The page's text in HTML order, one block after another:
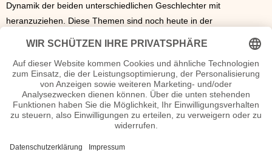
Dynamik der beiden unterschiedlichen Geschlechter mit
heranzuziehen. Diese Themen sind noch heute in der
Evolutionsbiologie von Bedeutung. 1872: „On the Expression of the
Wissenschaftsdisziplin, die heute als Evolutionspsychologie aktuell
ist. In seinen letzten Lebensjahren jahrzehnten arbeitete Darwin mit
der Ökologie von Pflanzen, der Blütenbiologie und den
Interaktionen zwischen Tier und Pflanze. Auf diesem Arbeitsgebiet
fand er auch Forschungsbereiche, die bis heute im Rahmen der
Evolutionsökologie durchleuchtet werden. Darwins